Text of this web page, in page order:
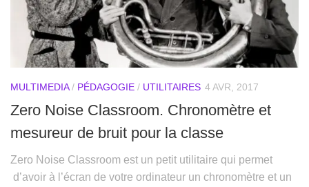
MULTIMEDIA/ PÉDAGOGIE / UTILITAIRES 4 AVR, 2017
Zero Noise Classroom. Chronomètre et
mesureur de bruit pour la classe
Zero Noise Classroom est un petit utilitaire qui permet
d’avoir à l’écran de votre ordinateur un chronomètre et un